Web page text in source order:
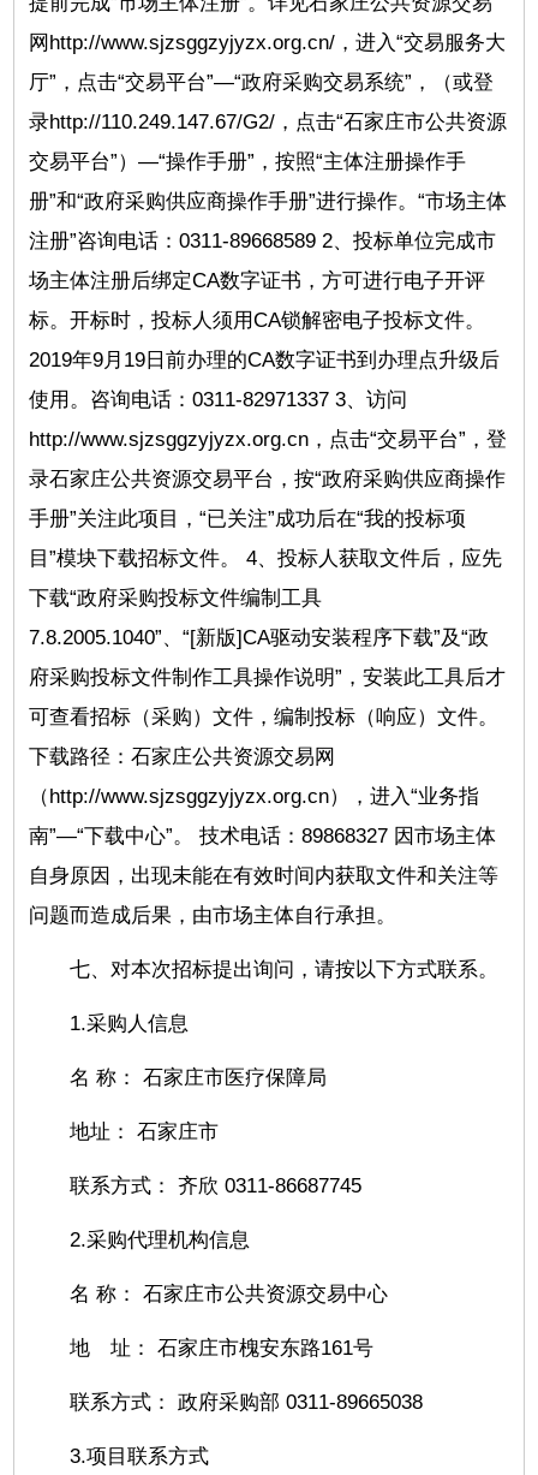
网http://www.sjzsggzyjyzx.org.cn/，进入“交易服务大
厅”，点击“交易平台”—“政府采购交易系统”，（或登
录http://110.249.147.67/G2/，点击“石家庄市公共资源
交易平台”）—“操作手册”，按照“主体注册操作手
册”和“政府采购供应商操作手册”进行操作。“市场主体
注册”咨询电话：0311-89668589 2、投标单位完成市
场主体注册后绑定CA数字证书，方可进行电子开评
标。开标时，投标人须用CA锁解密电子投标文件。
2019年9月19日前办理的CA数字证书到办理点升级后
使用。咨询电话：0311-82971337 3、访问
http://www.sjzsggzyjyzx.org.cn，点击“交易平台”，登
录石家庄公共资源交易平台，按“政府采购供应商操作
手册”关注此项目，“已关注”成功后在“我的投标项
目”模块下载招标文件。 4、投标人获取文件后，应先
下载“政府采购投标文件编制工具
7.8.2005.1040”、“[新版]CA驱动安装程序下载”及“政
府采购投标文件制作工具操作说明”，安装此工具后才
可查看招标（采购）文件，编制投标（响应）文件。
下载路径：石家庄公共资源交易网
（http://www.sjzsggzyjyzx.org.cn），进入“业务指
南”—“下载中心”。 技术电话：89868327 因市场主体
自身原因，出现未能在有效时间内获取文件和关注等
问题而造成后果，由市场主体自行承担。
七、对本次招标提出询问，请按以下方式联系。
1.采购人信息
名 称： 石家庄市医疗保障局
地址： 石家庄市
联系方式： 齐欣 0311-86687745
2.采购代理机构信息
名 称： 石家庄市公共资源交易中心
地 址： 石家庄市槐安东路161号
联系方式： 政府采购部 0311-89665038
3.项目联系方式